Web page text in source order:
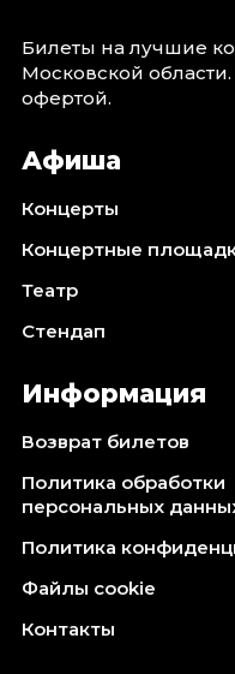
Экскурсии
Октябрь 2026
Октябрь 2026
События
Август 2026
Октябрь 2026
Ноябрь 2026
Декабрь 2026
Январь 2027
Площадки
Билеты на лучшие
Московской
офертой.
Афиша
Концерты
Концертные
Театр
Стендап
Информация
Возврат билетов
Политика обработки
персональных
Политика
Файлы cookie
Контакты